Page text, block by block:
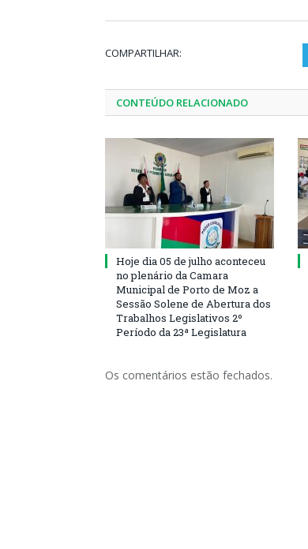
COMPARTILHAR:
CONTEÚDO RELACIONADO
Hoje dia 05 de julho aconteceu
no plenário da Camara
Municipal de Porto de Moz a
Sessão Solene de Abertura dos
Trabalhos Legislativos 2º
Período da 23ª Legislatura
Os comentários estão fechados.